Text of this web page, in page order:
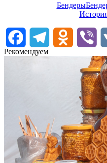
Бендеры
FacebookTelegram
Рекомендуем